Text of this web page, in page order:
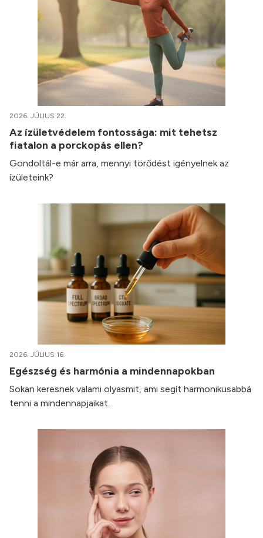
2026. JÚLIUS 22.
Az ízületvédelem fontossága: mit tehetsz
fiatalon a porckopás ellen?
Gondoltál-e már arra, mennyi törődést igényelnek az
ízületeink?
2026. JÚLIUS 16.
Egészség és harmónia a mindennapokban
Sokan keresnek valami olyasmit, ami segít harmonikusabbá
tenni a mindennapjaikat.